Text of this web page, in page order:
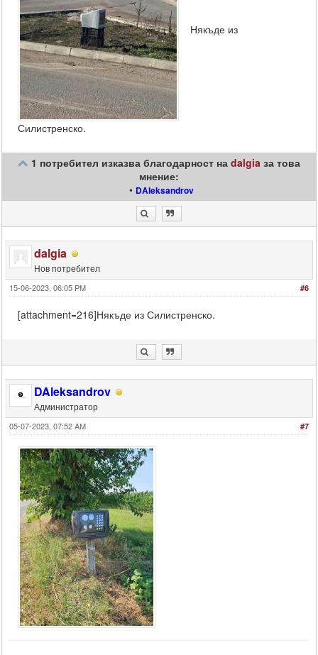
Някъде из
Силистренско.
1 потребител изказва благодарност наdalgia за това
мнение:
• DAleksandrov
dalgia
Нов потребител
#6
15-06-2023, 06:05 PM
[attachment=216]Някъде из Силистренско.
DAleksandrov
Администратор
#7
05-07-2023, 07:52 AM